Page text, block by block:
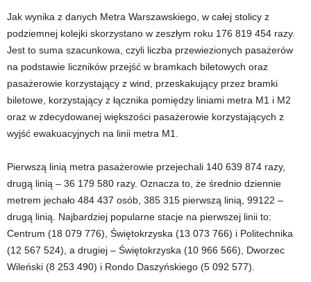
Jak wynika z danych Metra Warszawskiego, w całej stolicy z
podziemnej kolejki skorzystano w zeszłym roku 176 819 454 razy.
Jest to suma szacunkowa, czyli liczba przewiezionych pasażerów
na podstawie liczników przejść w bramkach biletowych oraz
pasażerowie korzystający z wind, przeskakujący przez bramki
biletowe, korzystający z łącznika pomiędzy liniami metra M1 i M2
oraz w zdecydowanej większości pasażerowie korzystających z
wyjść ewakuacyjnych na linii metra M1.
Pierwszą linią metra pasażerowie przejechali 140 639 874 razy,
drugą linią – 36 179 580 razy. Oznacza to, że średnio dziennie
metrem jechało 484 437 osób, 385 315 pierwszą linią, 99122 –
drugą linią. Najbardziej popularne stacje na pierwszej linii to:
Centrum (18 079 776), Świętokrzyska (13 073 766) i Politechnika
(12 567 524), a drugiej – Świętokrzyska (10 966 566), Dworzec
Wileński (8 253 490) i Rondo Daszyńskiego (5 092 577).